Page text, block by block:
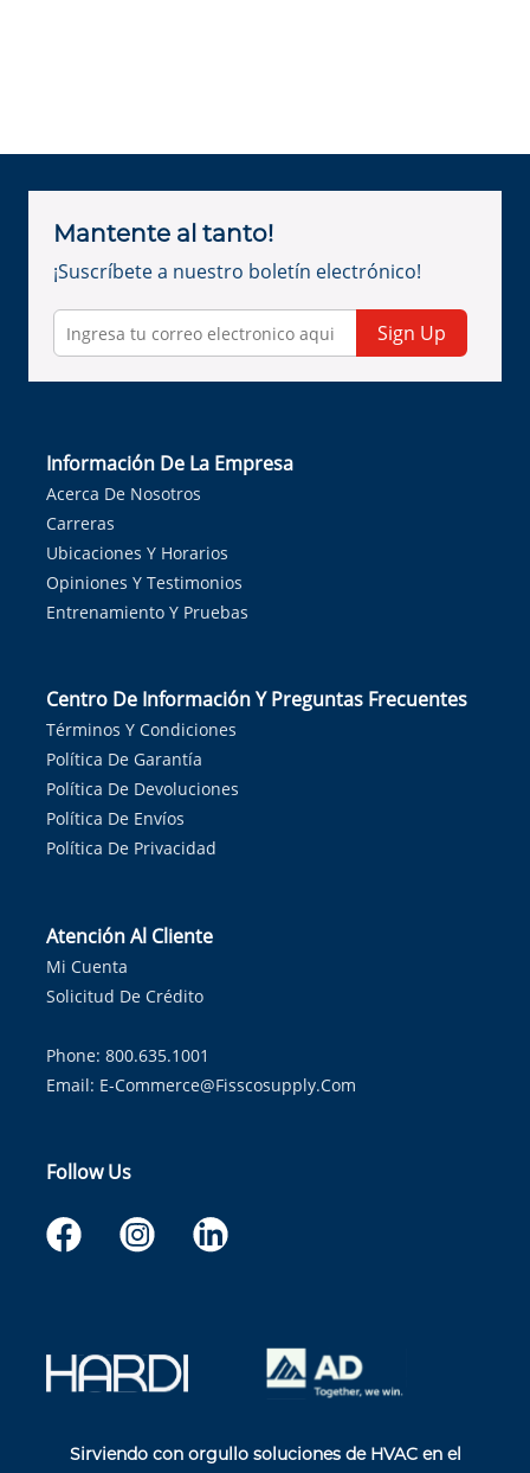
Mantente al tanto!
¡Suscríbete a nuestro boletín electrónico!
Sign Up
Información De La Empresa
Acerca De Nosotros
Carreras
Ubicaciones Y Horarios
Opiniones Y Testimonios
Entrenamiento Y Pruebas
Centro De Información Y Preguntas Frecuentes
Términos Y Condiciones
Política De Garantía
Política De Devoluciones
Política De Envíos
Política De Privacidad
Atención Al Cliente
Mi Cuenta
Solicitud De Crédito
Phone: 800.635.1001
Email: E-Commerce@fisscosupply.com
Follow Us
Sirviendo con orgullo soluciones de HVAC en el